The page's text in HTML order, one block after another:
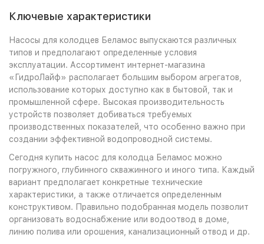
Ключевые характеристики
Насосы для колодцев Беламос выпускаются различных
типов и предполагают определенные условия
эксплуатации. Ассортимент интернет-магазина
«ГидроЛайф» располагает большим выбором агрегатов,
использование которых доступно как в бытовой, так и
промышленной сфере. Высокая производительность
устройств позволяет добиваться требуемых
производственных показателей, что особенно важно при
создании эффективной водопроводной системы.
Сегодня купить насос для колодца Беламос можно
погружного, глубинного скважинного и иного типа. Каждый
вариант предполагает конкретные технические
характеристики, а также отличается определенным
конструктивом. Правильно подобранная модель позволит
организовать водоснабжение или водоотвод в доме,
линию полива или орошения, канализационный отвод и др.